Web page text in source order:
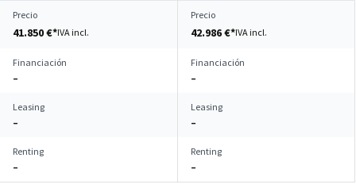
Precio
41.850 €*IVA incl.
Precio
42.986 €*IVA incl.
Financiación
–
Financiación
–
Leasing
–
Leasing
–
Renting
–
Renting
–